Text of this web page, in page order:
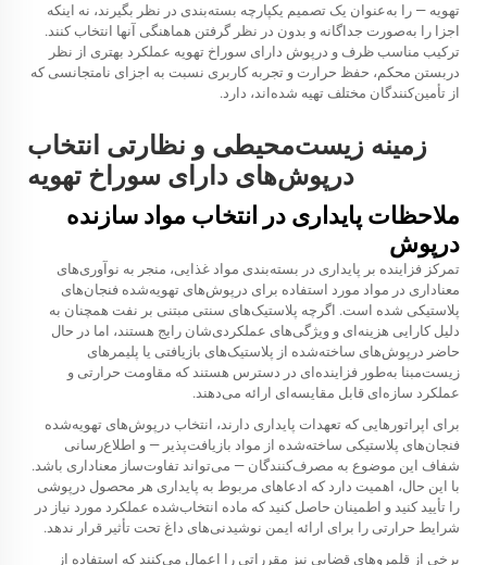
تهویه — را به‌عنوان یک تصمیم یکپارچه بسته‌بندی در نظر بگیرند، نه اینکه
اجزا را به‌صورت جداگانه و بدون در نظر گرفتن هماهنگی آنها انتخاب کنند.
ترکیب مناسب ظرف و درپوش دارای سوراخ تهویه عملکرد بهتری از نظر
دربستن محکم، حفظ حرارت و تجربه کاربری نسبت به اجزای نامتجانسی که
از تأمین‌کنندگان مختلف تهیه شده‌اند، دارد.
زمینه زیست‌محیطی و نظارتی انتخاب
درپوش‌های دارای سوراخ تهویه
ملاحظات پایداری در انتخاب مواد سازنده
درپوش
تمرکز فزاینده بر پایداری در بسته‌بندی مواد غذایی، منجر به نوآوری‌های
معناداری در مواد مورد استفاده برای درپوش‌های تهویه‌شده فنجان‌های
پلاستیکی شده است. اگرچه پلاستیک‌های سنتی مبتنی بر نفت همچنان به
دلیل کارایی هزینه‌ای و ویژگی‌های عملکردی‌شان رایج هستند، اما در حال
حاضر درپوش‌های ساخته‌شده از پلاستیک‌های بازیافتی یا پلیمرهای
زیست‌مبنا به‌طور فزاینده‌ای در دسترس هستند که مقاومت حرارتی و
عملکرد سازه‌ای قابل مقایسه‌ای ارائه می‌دهند.
برای اپراتورهایی که تعهدات پایداری دارند، انتخاب درپوش‌های تهویه‌شده
فنجان‌های پلاستیکی ساخته‌شده از مواد بازیافت‌پذیر — و اطلاع‌رسانی
شفاف این موضوع به مصرف‌کنندگان — می‌تواند تفاوت‌ساز معناداری باشد.
با این حال، اهمیت دارد که ادعاهای مربوط به پایداری هر محصول درپوشی
را تأیید کنید و اطمینان حاصل کنید که ماده انتخاب‌شده عملکرد مورد نیاز در
شرایط حرارتی را برای ارائه ایمن نوشیدنی‌های داغ تحت تأثیر قرار ندهد.
برخی از قلمروهای قضایی نیز مقرراتی را اعمال می‌کنند که استفاده از